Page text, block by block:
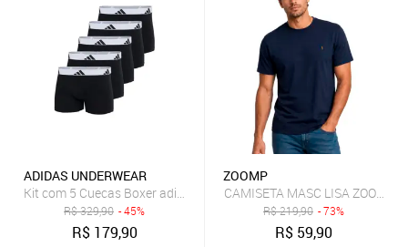
ADIDAS UNDERWEAR
Kit com 5 Cuecas Boxer adidas Underwear Preto
R$329,90 - 45%
R$ 179,90
ZOOMP
CAMISETA MASC LISA ZOOMP
R$219,90 - 73%
R$ 59,90